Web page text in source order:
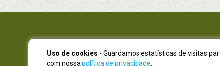
H
NOVO
Uso de cookies - Guardamos estatísticas de visitas
com nossa política de privacidade